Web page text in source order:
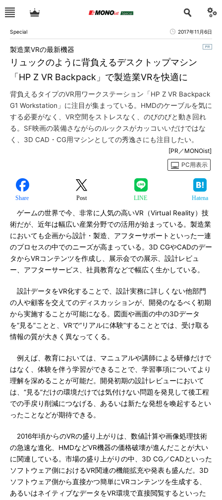
Special 2017年11月6日
リュックのように背負えるデスクトップマシン
「HP Z VR Backpack」で製造業VRを快適に
製造業VRの最新機器
背負えるタイプのVR用ワークステーション「HP Z VR Backpack
G1 Workstation」に注目が集まっている。HMDのケーブルを気に
する必要がなく、VR空間をストレスなく、のびのびと動き回れ
る。SF映画の装備さながらのルックスがカッコいいだけではな
く、3D CAD・CG用マシンとしての秀逸さにも注目したい。
[PR／MONOist]
PC用表示
Share Post LINE Hatena
ゲームの世界で今、非常に人気の高いVR（Virtual Reality）技
術だが、近年は幅広い産業分野での活用が始まっている。製造業
においても企画から設計・製造、アフターサポートといった一連
のプロセスの中でのニーズが高まっている。3D CGやCADのデー
タからVRコンテンツを作成し、展示会での展示、設計レビュ
ー、アフターサービス、社員教育などで幅広く生かしている。
設計データをVR化することで、設計実務に詳しくない他部門
の人や顧客を交えてのディスカッションが、開発のなるべく初期
から実施することが可能になる。図面や画面の中の3Dデータ
を“見る”ことと、VRで“リアルに体験”することとでは、受け取る
情報の質が大きく異なってくる。
例えば、教育においては、マニュアルや講師による研修だけで
はなく、体験を伴う学習ができることで、学習事項についてより
理解を深めることが可能だ。開発初期の設計レビューにおいて
は、“見る”だけの環境だけでは気付けない問題を発見して後工程
での手戻り削減につなげる、あるいは新たな発想を喚起するとい
ったことなどが期待できる。
2016年頃からのVRの盛り上がりは、数値計算や画像処理技術
の急速な進化、HMDなどVR機器の価格破壊が進んだことが大い
に関連している。市場の盛り上がりの中、3D CG／CADといった
ソフトウェア側におけるVR関連の機能拡充や発表も盛んだ。3D
ソフトウェア側から直接かつ簡単にVRコンテンツを生成する、
あるいはネイティブなデータをVR環境で直接閲覧するといった